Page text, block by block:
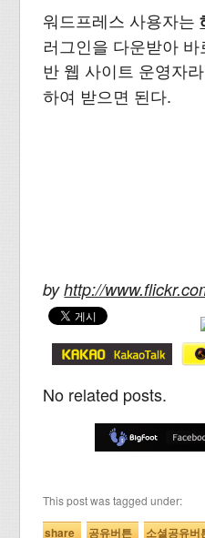
워드프레스 사용자는
러그인을 다운받아
반 웹 사이트 운영자
하여 받으면 된다.
byhttp://
No related posts.
This post was tagged under:
share 공유버튼 소셜공유버